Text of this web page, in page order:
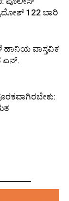
122 ಬಾರಿ
ಹಾನಿಯ ವಾಸ್ತವಿಕ
ಎನ್.